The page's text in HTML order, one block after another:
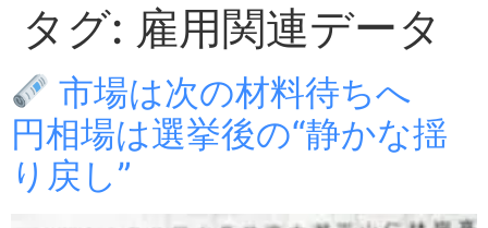
タグ: 雇用関連データ
市場は次の材料待ちへ
円相場は選挙後の“静かな揺
り戻し”